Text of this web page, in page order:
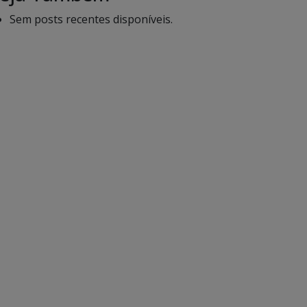
Sem posts recentes disponíveis.